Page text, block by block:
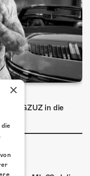
GZUZ in die
×
die